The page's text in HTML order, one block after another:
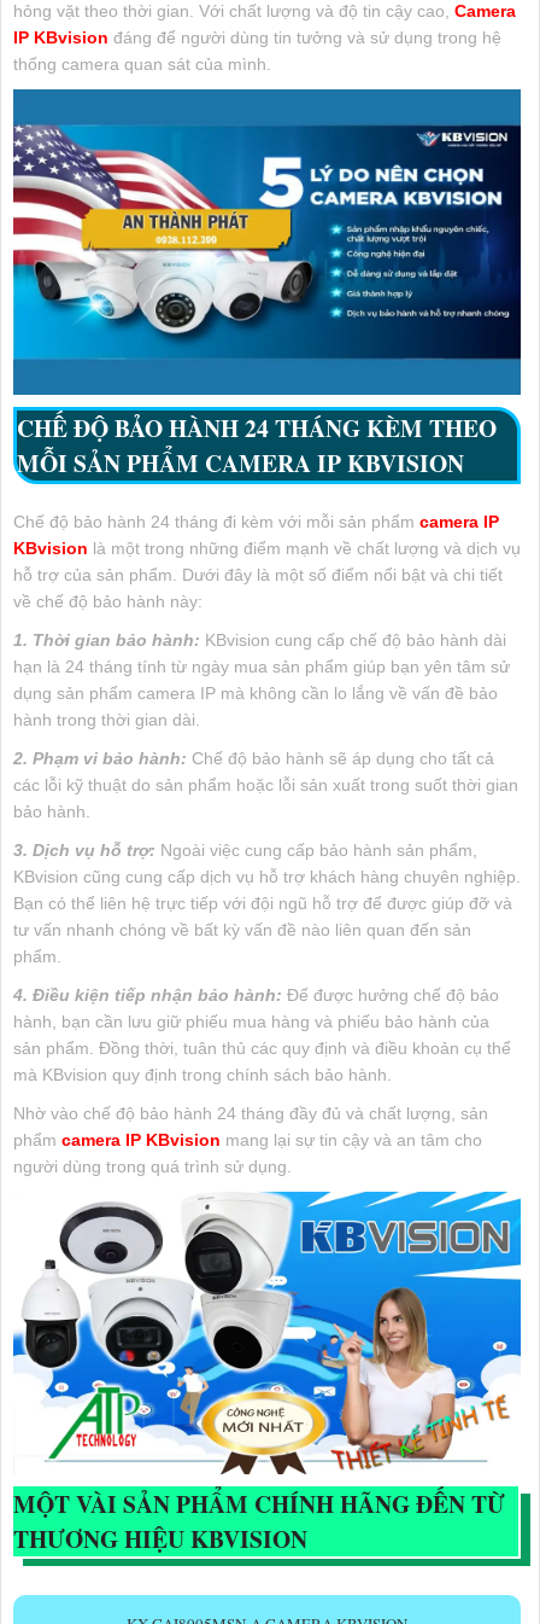
hỏng vặt theo thời gian. Với chất lượng và độ tin cậy cao, Camera
IP KBvision đáng để người dùng tin tưởng và sử dụng trong hệ
thống camera quan sát của mình.
CHẾ ĐỘ BẢO HÀNH 24 THÁNG KÈM THEO
MỖI SẢN PHẨM CAMERA IP KBVISION
Chế độ bảo hành 24 tháng đi kèm với mỗi sản phẩm camera IP
KBvision là một trong những điểm mạnh về chất lượng và dịch vụ
hỗ trợ của sản phẩm. Dưới đây là một số điểm nổi bật và chi tiết
về chế độ bảo hành này:
1. Thời gian bảo hành: KBvision cung cấp chế độ bảo hành dài
hạn là 24 tháng tính từ ngày mua sản phẩm giúp bạn yên tâm sử
dụng sản phẩm camera IP mà không cần lo lắng về vấn đề bảo
hành trong thời gian dài.
2. Phạm vi bảo hành: Chế độ bảo hành sẽ áp dụng cho tất cả
các lỗi kỹ thuật do sản phẩm hoặc lỗi sản xuất trong suốt thời gian
bảo hành.
3. Dịch vụ hỗ trợ: Ngoài việc cung cấp bảo hành sản phẩm,
KBvision cũng cung cấp dịch vụ hỗ trợ khách hàng chuyên nghiệp.
Bạn có thể liên hệ trực tiếp với đội ngũ hỗ trợ để được giúp đỡ và
tư vấn nhanh chóng về bất kỳ vấn đề nào liên quan đến sản
phẩm.
4. Điều kiện tiếp nhận bảo hành: Để được hưởng chế độ bảo
hành, bạn cần lưu giữ phiếu mua hàng và phiếu bảo hành của
sản phẩm. Đồng thời, tuân thủ các quy định và điều khoản cụ thể
mà KBvision quy định trong chính sách bảo hành.
Nhờ vào chế độ bảo hành 24 tháng đầy đủ và chất lượng, sản
phẩm camera IP KBvision mang lại sự tin cậy và an tâm cho
người dùng trong quá trình sử dụng.
MỘT VÀI SẢN PHẨM CHÍNH HÃNG ĐẾN TỪ
THƯƠNG HIỆU KBVISION